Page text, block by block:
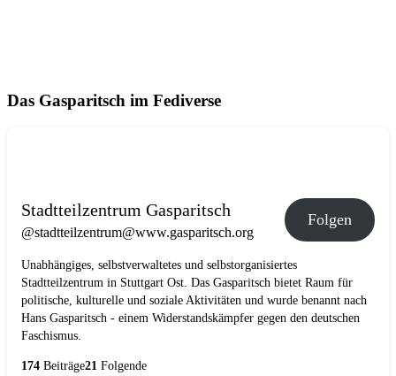
Das Gasparitsch im Fediverse
Stadtteilzentrum Gasparitsch
@stadtteilzentrum@www.gasparitsch.org
Folgen
Unabhängiges, selbstverwaltetes und selbstorganisiertes
Stadtteilzentrum in Stuttgart Ost. Das Gasparitsch bietet Raum für
politische, kulturelle und soziale Aktivitäten und wurde benannt nach
Hans Gasparitsch - einem Widerstandskämpfer gegen den deutschen
Faschismus.
174 Beiträge21 Folgende